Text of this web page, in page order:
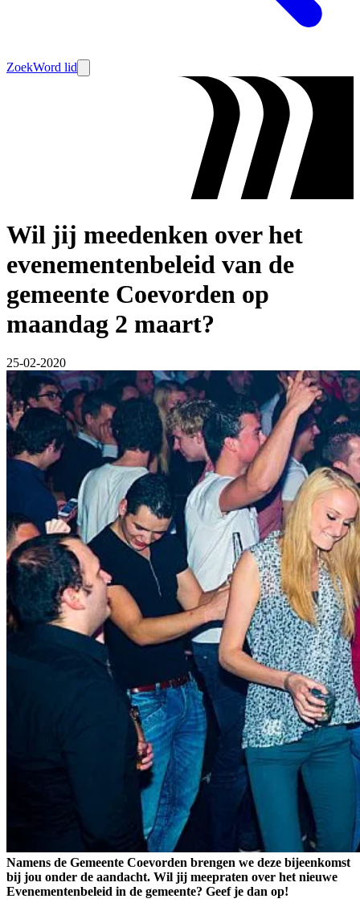
ZoekWord lid
Wil jij meedenken over het
evenementenbeleid van de
gemeente Coevorden op
maandag 2 maart?
25-02-2020
Namens de Gemeente Coevorden brengen we deze bijeenkomst
bij jou onder de aandacht. Wil jij meepraten over het nieuwe
Evenementenbeleid in de gemeente? Geef je dan op!